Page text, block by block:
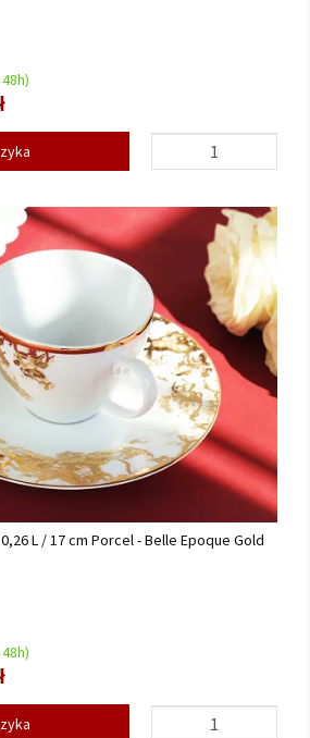
L / 17 cm Porcel - Belle Epoque Gold